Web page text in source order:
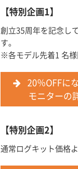
【特別企画1】
創立35周年を記念し
す。
※各モデル先着1 名様
20％OFFに
モニターの
【特別企画2】
通常ログキット価格